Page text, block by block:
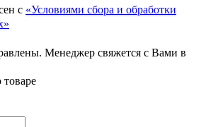
с «Условиями сбора и обработки
Менеджер свяжется с Вами в